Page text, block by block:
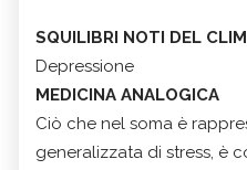
SQUILIBRI NOTI DEL
Depressione
MEDICINA ANALOGICA
Ciò che nel soma è
generalizzata di stress, è